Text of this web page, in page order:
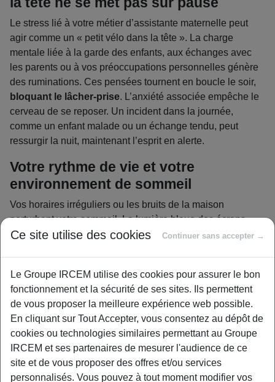
Le stress lié à votre métier d’assistante maternelle peut
agir comme un « petit vélo dans la tête ». La charge
mentale liée à la garde des enfants, aux échanges avec
les parents ou à vos préoccupations personnelles génère
des ruminations. Ces pensées tournent en boucle le soir,
bloquant le lâcher-prise. L’anxiété associée empêche le
cerveau de se reposer. Un incident dans la journée,
comme un enfant malade ou un échange tendu, peut
ressurgir la nuit, maintenant l’esprit en alerte.
Votre rythme de vie et votre
environnement de sommeil
Vos horaires irréguliers ou les bruits de la maison
perturbent votre sommeil. La lumière bleue des écrans
bloque la production de mélatonine, l’hormone du
également aggraver ces déséquilibres. Une lumière faible,
même une horloge murale, perturbe le repos. Pour un
sommeil apaisé, optez pour une chambre à 18-20 °C, sans
écrans, et des lumières douces (type lampes orange).
Les causes physiques à ne pas
ignorer
Ce site utilise des cookies Continuer sans accepter →
Le Groupe IRCEM utilise des cookies pour assurer le bon
fonctionnement et la sécurité de ses sites. Ils permettent
de vous proposer la meilleure expérience web possible.
En cliquant sur Tout Accepter, vous consentez au dépôt de
cookies ou technologies similaires permettant au Groupe
IRCEM et ses partenaires de mesurer l'audience de ce
site et de vous proposer des offres et/ou services
personnalisés. Vous pouvez à tout moment modifier vos